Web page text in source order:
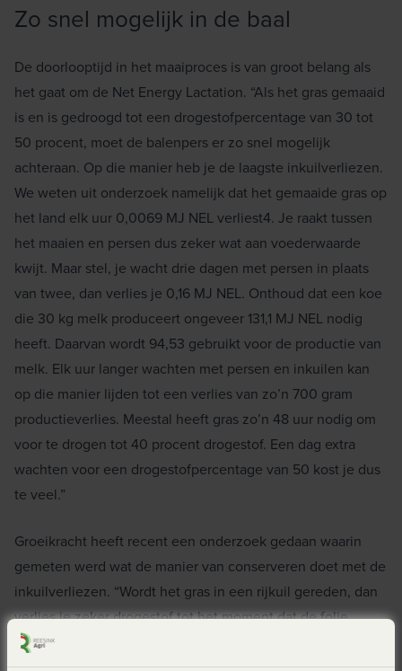
Zo snel mogelijk in de baal
De doorlooptijd in het maaiproces is van groot belang als
het gaat om de Net Energy Lactation. “Als het gras gemaaid
is en is gedroogd tot een drogestofpercentage van 30 tot
50 procent, moet de balenpers er zo snel mogelijk
achteraan. Op die manier heb je de laagste inkuilverliezen.
We weten uit onderzoek namelijk dat het gemaaide gras op
het land elk uur 0,0069 MJ NEL verliest4. Je raakt tussen
het maaien en persen dus zeker wat aan voederwaarde
kwijt. Maar stel, je wacht drie dagen met persen in plaats
van twee, dan verlies je 0,16 MJ NEL. Onthoud dat een koe
die 30 kg melk produceert ongeveer 131,1 MJ NEL nodig
heeft. Daarvan wordt 94,53 gebruikt voor de productie van
melk. Elk uur langer wachten met persen en inkuilen kan
op die manier lijden tot een verlies van zo’n 700 gram
productieverlies. Meestal heeft gras zo’n 48 uur nodig om
voor te drogen tot 40 procent drogestof. Een dag extra
wachten voor een drogestofpercentage van 50 kost je dus
te veel.”
Groeikracht heeft recent een onderzoek gedaan waarin
gemeten werd wat de manier van conserveren doet met de
inkuilverliezen. “Wordt het gras in een rijkuil gereden, dan
verlies je zeker drogestof tot het moment dat de folie
erover ligt. Dat is niet te voorkomen. Wel is het dus
belangrijk om het zo snel mogelijk af te dekken. Wat dat